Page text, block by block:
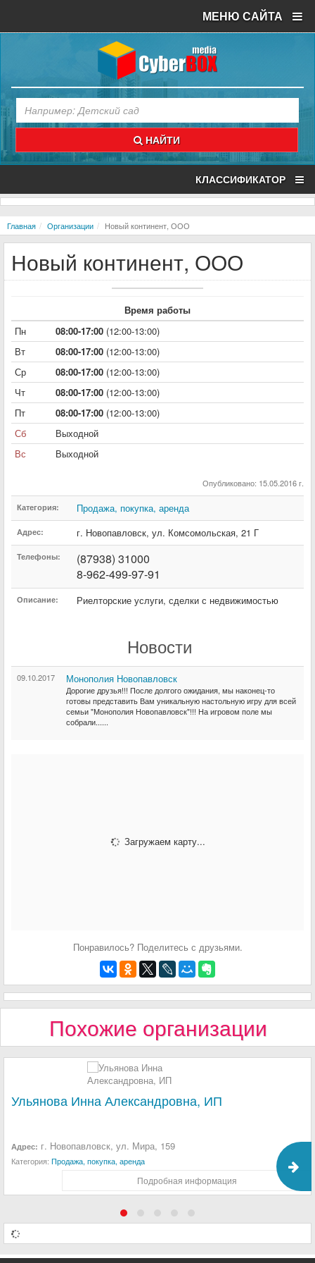
МЕНЮ САЙТА
НАЙТИ
КЛАССИФИКАТОР
Главная Организации Новый континент, ООО
Новый континент, ООО
Время работы
Пн
08:00-17:00 (12:00-13:00)
Вт
08:00-17:00 (12:00-13:00)
Ср
08:00-17:00 (12:00-13:00)
Чт
08:00-17:00 (12:00-13:00)
Пт
08:00-17:00 (12:00-13:00)
Сб
Выходной
Вс
Выходной
Опубликовано: 15.05.2016 г.
Категория: Продажа, покупка, аренда
Адрес: г. Новопавловск, ул. Комсомольская, 21 Г
Телефоны:
(87938) 31000
8-962-499-97-91
Описание: Риелторские услуги, сделки с недвижимостью
Новости
09.10.2017 Монополия Новопавловск
Дорогие друзья!!! После долгого ожидания, мы наконец-то
готовы представить Вам уникальную настольную игру для всей
семьи "Монополия Новопавловск"!!! На игровом поле мы
собрали......
Загружаем карту...
Понравилось? Поделитесь с друзьями.
Похожие организации
Ульянова Инна Александровна, ИП
Адрес: г. Новопавловск, ул. Мира, 159
Категория: Продажа, покупка, аренда
Подробная информация